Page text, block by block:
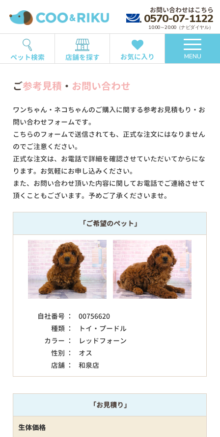
お問い合わせはこちら
0570-07-1122
10:00～20:00（ナビダイヤル）
ペット検索 店舗を探す お気に入り MENU
ご参考見積 ・ お問い合わせ
ワンちゃん・ネコちゃんのご購入に関する参考お見積もり・お
問い合わせフォームです。
こちらのフォームで送信されても、正式な注文にはなりません
のでご注意ください。
正式な注文は、お電話で詳細を確認させていただいてからにな
ります。お気軽にお申し込みください。
また、お問い合わせ頂いた内容に関してお電話でご連絡させて
頂くこともございます。予めご了承くださいませ。
「ご希望のペット」
自社番号 ：
00756620
種類 ：
トイ・プードル
カラー ：
レッドフォーン
性別 ：
オス
店舗 ：
和泉店
「お見積り」
生体価格